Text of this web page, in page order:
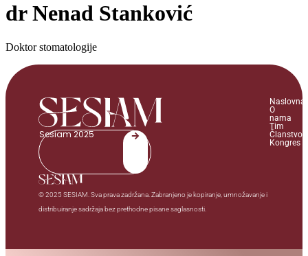
dr Nenad Stanković
Doktor stomatologije
Sesiam 2025
Naslovna
O
nama
Tim
Članstvo
Kongres
© 2025 SESIAM. Sva prava zadržana. Zabranjeno je kopiranje, umnožavanje i
distribuiranje sadržaja bez prethodne pisane saglasnosti.